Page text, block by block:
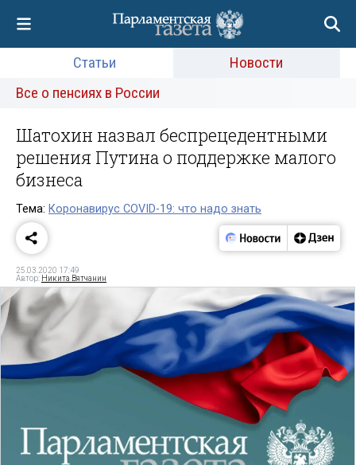
Статьи
Новости
Все о пенсиях в России
Шатохин назвал беспрецедентными
решения Путина о поддержке малого
бизнеса
Тема: Коронавирус COVID-19: что надо знать
25.03.2020 17:49
Автор: Никита Вятчанин